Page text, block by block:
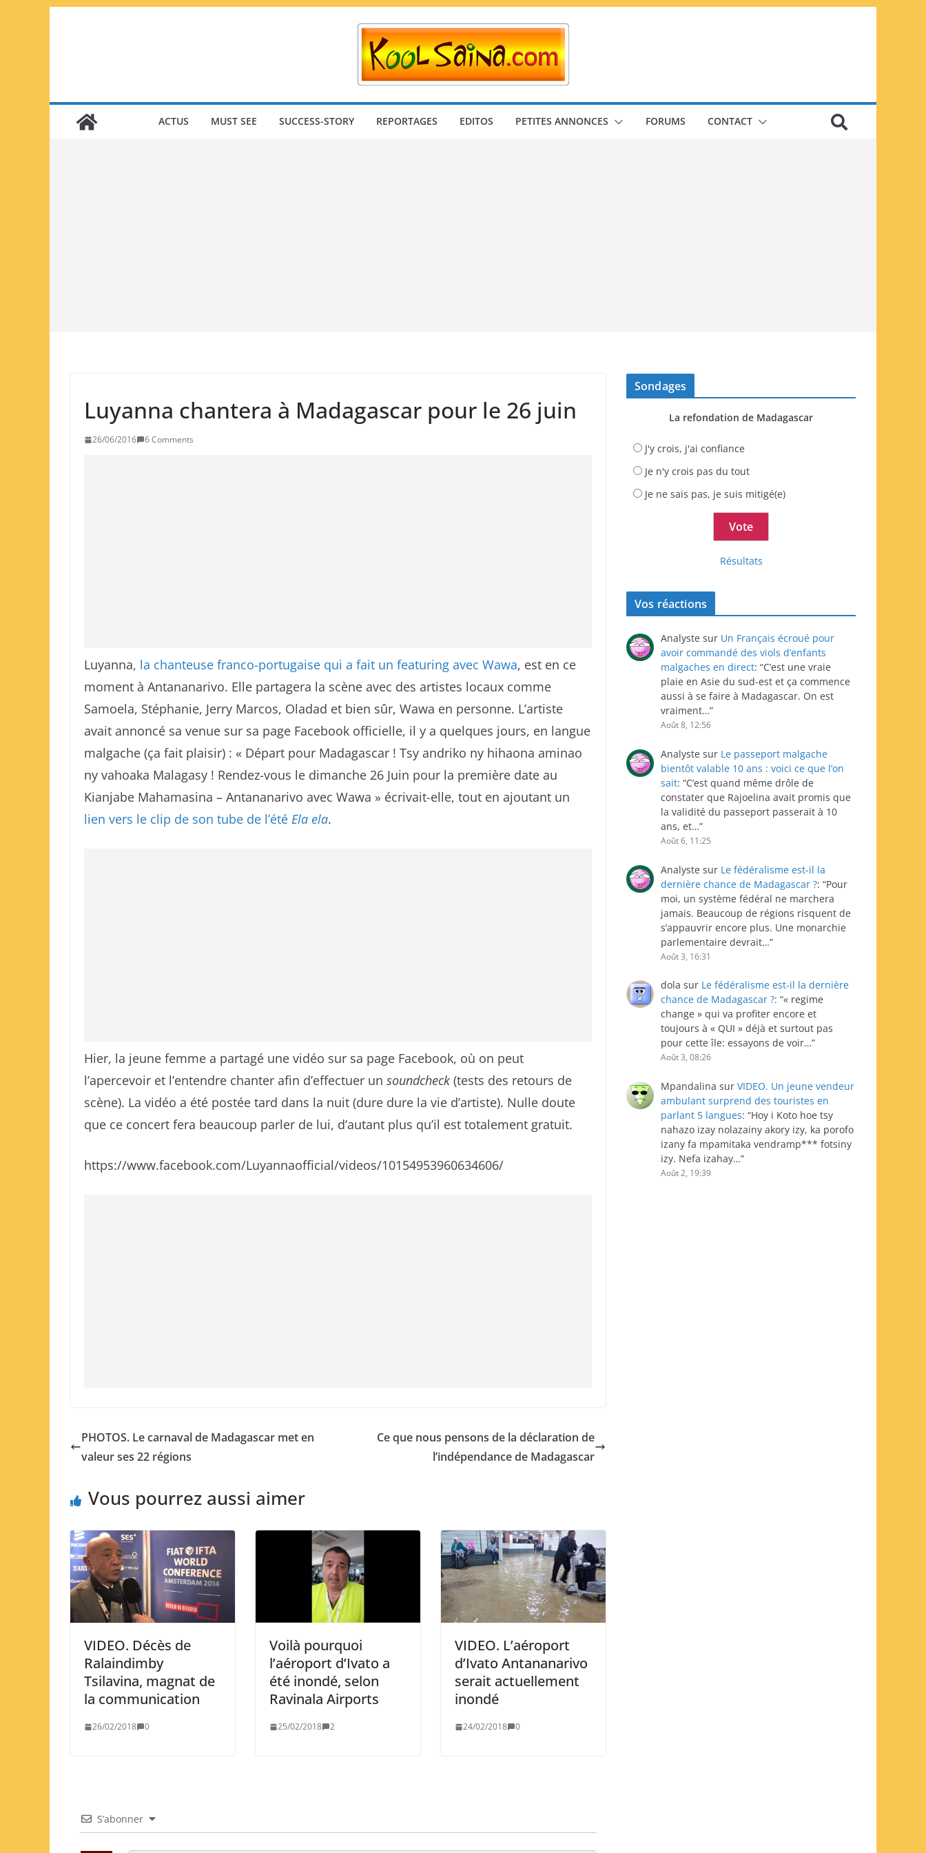
ACTUS MUST SEE SUCCESS-STORY REPORTAGES EDITOS PETITES ANNONCES FORUMS CONTACT
Luyanna chantera à Madagascar pour le 26 juin
26/06/2016 6 Comments
Luyanna, la chanteuse franco-portugaise qui a fait un featuring avec Wawa, est en ce
moment à Antananarivo. Elle partagera la scène avec des artistes locaux comme
Samoela, Stéphanie, Jerry Marcos, Oladad et bien sûr, Wawa en personne. L’artiste
avait annoncé sa venue sur sa page Facebook officielle, il y a quelques jours, en langue
malgache (ça fait plaisir) : « Départ pour Madagascar ! Tsy andriko ny hihaona aminao
ny vahoaka Malagasy ! Rendez-vous le dimanche 26 Juin pour la première date au
Kianjabe Mahamasina – Antananarivo avec Wawa » écrivait-elle, tout en ajoutant un
lien vers le clip de son tube de l’été Ela ela.
Hier, la jeune femme a partagé une vidéo sur sa page Facebook, où on peut
l’apercevoir et l’entendre chanter afin d’effectuer un soundcheck (tests des retours de
scène). La vidéo a été postée tard dans la nuit (dure dure la vie d’artiste). Nulle doute
que ce concert fera beaucoup parler de lui, d’autant plus qu’il est totalement gratuit.
https://www.facebook.com/Luyannaofficial/videos/10154953960634606/
PHOTOS. Le carnaval de Madagascar met en
valeur ses 22 régions
Ce que nous pensons de la déclaration de
l’indépendance de Madagascar
Vous pourrez aussi aimer
VIDEO. Décès de
Ralaindimby
Tsilavina, magnat de
la communication
26/02/2018 0
Voilà pourquoi
l’aéroport d’Ivato a
été inondé, selon
Ravinala Airports
25/02/2018 2
VIDEO. L’aéroport
d’Ivato Antananarivo
serait actuellement
inondé
24/02/2018 0
S’abonner
Sondages
La refondation de Madagascar
J'y crois, j'ai confiance
Je n'y crois pas du tout
Je ne sais pas, je suis mitigé(e)
Résultats
Vos réactions
Analyste sur Un Français écroué pour
avoir commandé des viols d’enfants
malgaches en direct: “C’est une vraie
plaie en Asie du sud-est et ça commence
aussi à se faire à Madagascar. On est
vraiment…”
Août 8, 12:56
Analyste sur Le passeport malgache
bientôt valable 10 ans : voici ce que l’on
sait: “C’est quand même drôle de
constater que Rajoelina avait promis que
la validité du passeport passerait à 10
ans, et…”
Août 6, 11:25
Analyste sur Le fédéralisme est-il la
dernière chance de Madagascar ?: “Pour
moi, un système fédéral ne marchera
jamais. Beaucoup de régions risquent de
s’appauvrir encore plus. Une monarchie
parlementaire devrait…”
Août 3, 16:31
dola sur Le fédéralisme est-il la dernière
chance de Madagascar ?: “« regime
change » qui va profiter encore et
toujours à « QUI » déjà et surtout pas
pour cette île: essayons de voir…”
Août 3, 08:26
Mpandalina sur VIDEO. Un jeune vendeur
ambulant surprend des touristes en
parlant 5 langues: “Hoy i Koto hoe tsy
nahazo izay nolazainy akory izy, ka porofo
izany fa mpamitaka vendramp*** fotsiny
izy. Nefa izahay…”
Août 2, 19:39